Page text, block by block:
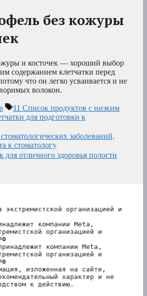
без кожуры
и косточек — хороший выбор
содержанием клетчатки перед
что он легко усваивается и не
волокон.
Метки
11 Список продуктов с низким
для подготовки к
заболеваний,
к стоматологу
для отличного здоровья полости
экстремистской организацией и
компании Meta,
организацией и
компании Meta,
организацией и
изложенная на сайте,
характер и не
к действию.